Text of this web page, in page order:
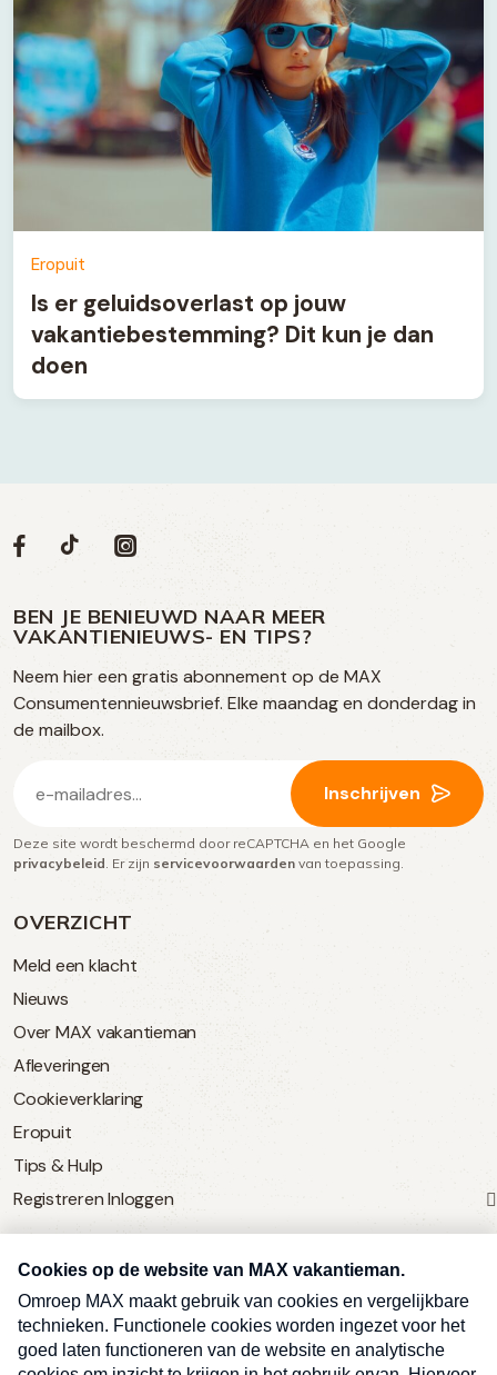
Eropuit
Is er geluidsoverlast op jouw
vakantiebestemming? Dit kun je dan
doen
OVERZICHT
Meld een klacht
Nieuws
Over MAX vakantieman
Afleveringen
Cookieverklaring
Eropuit
Tips & Hulp
Registreren Inloggen
SERVICE
Over Omroep MAX
MAX Vandaag
Volg
op
social
media
Social
Volg
op
Facebook
Volg
op
TikTok
Volg
op
Instagram
BEN JE BENIEUWD NAAR MEER
VAKANTIENIEUWS- EN TIPS?
Neem hier een gratis abonnement op de MAX
Consumentennieuwsbrief. Elke maandag en donderdag in
de mailbox.
mailadres
(Vereist)
Inschrijven
Deze site wordt beschermd door reCAPTCHA en het Google
privacybeleid. Er zijn servicevoorwaarden van toepassing.